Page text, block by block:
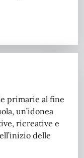
primarie al fine
un’idonea
ricreative e
delle